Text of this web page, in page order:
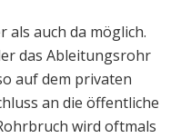
als auch da möglich.
das Ableitungsrohr
auf dem privaten
an die öffentliche
wird oftmals